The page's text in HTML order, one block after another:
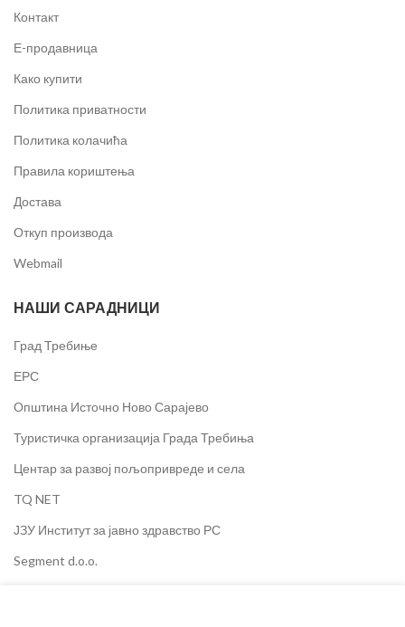
Контакт
Е-продавница
Како купити
Политика приватности
Политика колачића
Правила кориштења
Достава
Откуп производа
Webmail
НАШИ САРАДНИЦИ
Град Требиње
ЕРС
Општина Источно Ново Сарајево
Туристичка организација Града Требиња
Центар за развој пољопривреде и села
TQ NET
ЈЗУ Институт за јавно здравство РС
Segment d.o.o.